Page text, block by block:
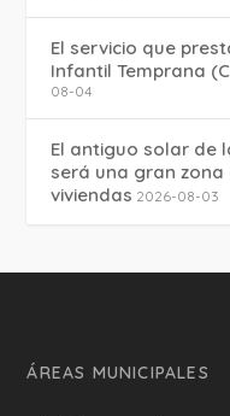
El servicio que
Infantil Temprana
08-04
El antiguo solar de
será una gran
viviendas 2026-08-03
ÁREAS MUNICIPALES